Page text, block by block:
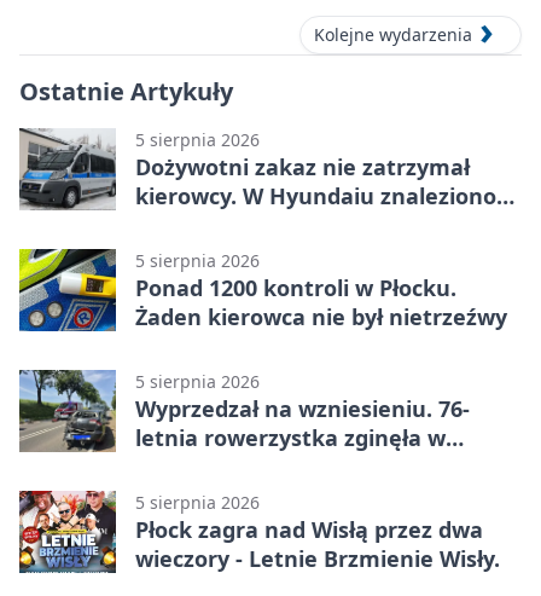
Kolejne wydarzenia
Ostatnie Artykuły
5 sierpnia 2026
Dożywotni zakaz nie zatrzymał
kierowcy. W Hyundaiu znaleziono
5 sierpnia 2026
Ponad 1200 kontroli w Płocku.
Żaden kierowca nie był nietrzeźwy
5 sierpnia 2026
Wyprzedzał na wzniesieniu. 76-
letnia rowerzystka zginęła w
5 sierpnia 2026
Płock zagra nad Wisłą przez dwa
wieczory - Letnie Brzmienie Wisły.